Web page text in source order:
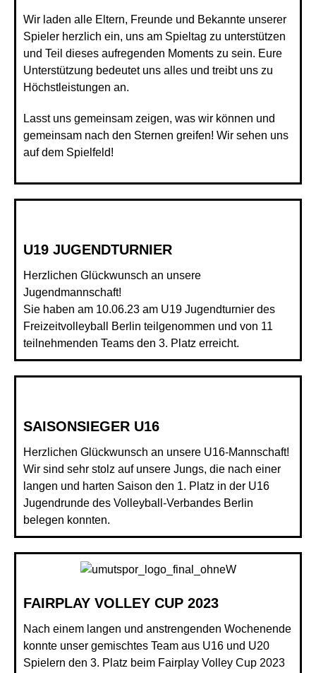
Wir laden alle Eltern, Freunde und Bekannte unserer
Spieler herzlich ein, uns am Spieltag zu unterstützen
und Teil dieses aufregenden Moments zu sein. Eure
Unterstützung bedeutet uns alles und treibt uns zu
Höchstleistungen an.
Lasst uns gemeinsam zeigen, was wir können und
gemeinsam nach den Sternen greifen! Wir sehen uns
auf dem Spielfeld!
U19 JUGENDTURNIER
Herzlichen Glückwunsch an unsere
Jugendmannschaft!
Sie haben am 10.06.23 am U19 Jugendturnier des
Freizeitvolleyball Berlin teilgenommen und von 11
teilnehmenden Teams den 3. Platz erreicht.
SAISONSIEGER U16
Herzlichen Glückwunsch an unsere U16-Mannschaft!
Wir sind sehr stolz auf unsere Jungs, die nach einer
langen und harten Saison den 1. Platz in der U16
Jugendrunde des Volleyball-Verbandes Berlin
belegen konnten.
FAIRPLAY VOLLEY CUP 2023
Nach einem langen und anstrengenden Wochenende
konnte unser gemischtes Team aus U16 und U20
Spielern den 3. Platz beim Fairplay Volley Cup 2023